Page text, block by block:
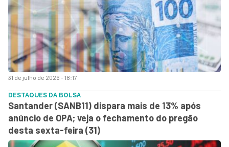
31 de julho de 2026 - 18:17
DESTAQUES DA BOLSA
Santander (SANB11) dispara mais de 13% após
anúncio de OPA; veja o fechamento do pregão
desta sexta-feira (31)